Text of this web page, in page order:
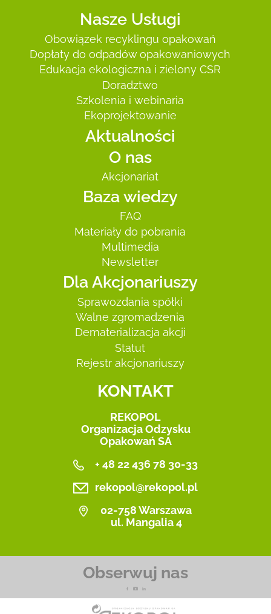
Nasze Usługi
Obowiązek recyklingu opakowań
Dopłaty do odpadów opakowaniowych
Edukacja ekologiczna i zielony CSR
Doradztwo
Szkolenia i webinaria
Ekoprojektowanie
Aktualności
O nas
Akcjonariat
Baza wiedzy
FAQ
Materiały do pobrania
Multimedia
Newsletter
Dla Akcjonariuszy
Sprawozdania spółki
Walne zgromadzenia
Dematerializacja akcji
Statut
Rejestr akcjonariuszy
KONTAKT
REKOPOL
Organizacja Odzysku
Opakowań SA
+ 48 22 436 78 30-33
rekopol@rekopol.pl
02-758 Warszawa
ul. Mangalia 4
Obserwuj nas